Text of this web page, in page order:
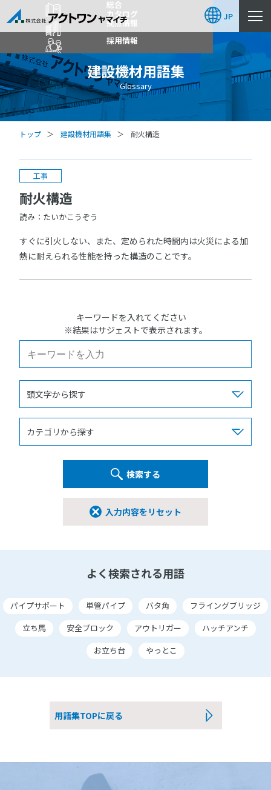
総合
カタログ
拠点情報
採用情報
JP
建設機材用語集
Glossary
トップ 建設機材用語集 耐火構造
工事
耐火構造
読み：たいかこうぞう
すぐに引火しない、また、定められた時間内は火災による加
熱に耐えられる性能を持った構造のことです。
キーワードを入れてください
※結果はサジェストで表示されます。
入力内容をリセット
検索する
よく検索される用語
パイプサポート 単管パイプ バタ角
フライングブリッジ
立ち馬
安全ブロック アウトリガー
ハッチアンチ
お立ち台
やっとこ
用語集TOPに戻る